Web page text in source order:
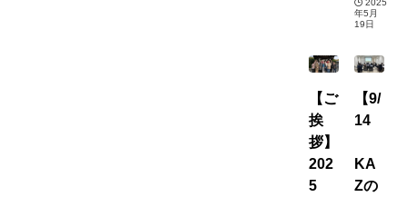
2025
年5月
19日
【ご
挨
拶】
202
5
【9/
14
KA
Zの